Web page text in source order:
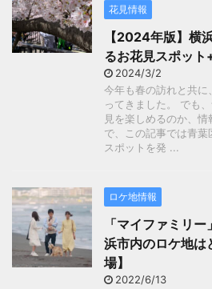
花見情報
【2024年版】横
るお花見スポッ
2024/3/2
今年も春の訪れと共
ってきました。 でも
見を楽しめるのか、
で、この記事では青
スポットを発 ...
ロケ地情報
「マイファミリ
浜市内のロケ地は
場】
2022/6/13